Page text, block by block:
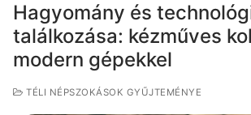
Hagyomány és
találkozása: kézműves
modern gépekkel
TÉLI NÉPSZOKÁSOK GYŰJTEMÉNYE